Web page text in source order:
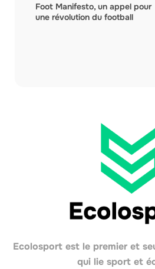
Foot Manifesto, un appel pour
une révolution du football
Ecolosport est le premier et
qui lie sport et